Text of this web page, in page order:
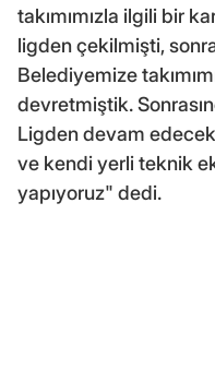
takımımızla ilgili bir
ligden çekilmişti,
Belediyemize
devretmiştik.
Ligden devam
ve kendi yerli teknik
yapıyoruz" dedi.